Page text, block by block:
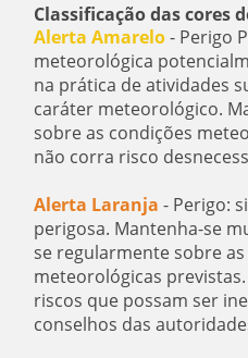
Classificação das cores
Alerta Amarelo- Perigo
meteorológica
na prática de atividades
caráter meteorológico.
sobre as condições
não corra risco
Alerta Laranja - Perigo:
perigosa. Mantenha-se
se regularmente sobre
meteorológicas
riscos que possam ser
conselhos das